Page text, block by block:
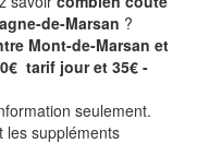
de-Marsan ?
Mont-de-Marsan et
tarif jour et 35€ -
seulement.
les suppléments